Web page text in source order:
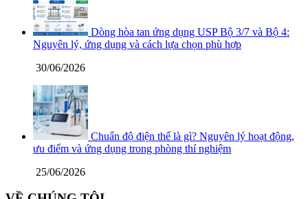
Dòng hòa tan ứng dụng USP Bộ 3/7 và Bộ 4:
Nguyên lý, ứng dụng và cách lựa chọn phù hợp
30/06/2026
Chuẩn độ điện thế là gì? Nguyên lý hoạt động,
ưu điểm và ứng dụng trong phòng thí nghiệm
25/06/2026